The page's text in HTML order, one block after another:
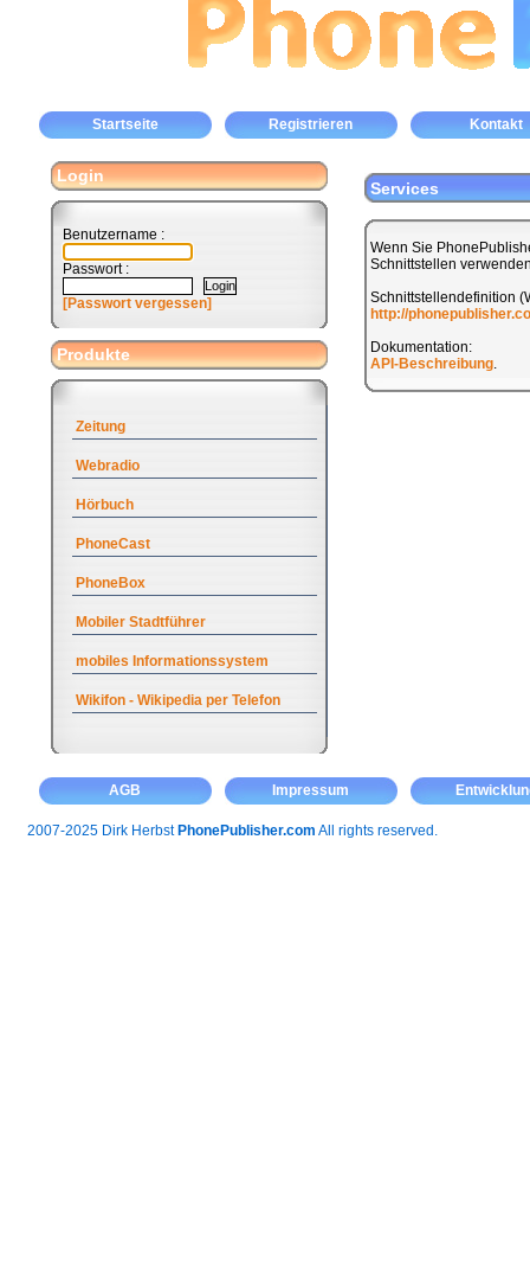
Startseite Registrieren Kontakt
Login
Benutzername :
Passwort :
[Passwort vergessen]
Produkte
Zeitung
Webradio
Hörbuch
PhoneCast
PhoneBox
Mobiler Stadtführer
mobiles Informationssystem
Wikifon - Wikipedia per Telefon
Services
Wenn Sie
Schnittstellen
Schnittstellendefinition
http://
Dokumentation:
API-Beschreibung.
AGB Impressum
2007-2025 Dirk Herbst PhonePublisher.com All rights reserved.